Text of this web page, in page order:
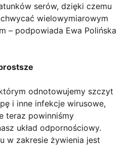
serów, dzięki czemu
wielowymiarowym
– podpowiada Ewa Polińska
odnotowujemy szczyt
i inne infekcje wirusowe,
teraz powinniśmy
układ odpornościowy.
w zakresie żywienia jest